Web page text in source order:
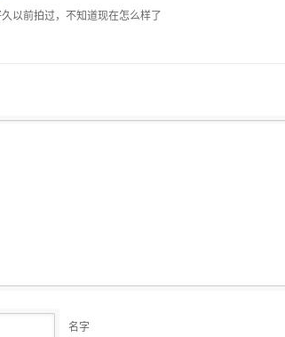
以前拍过，不知道现在怎么样了
名字